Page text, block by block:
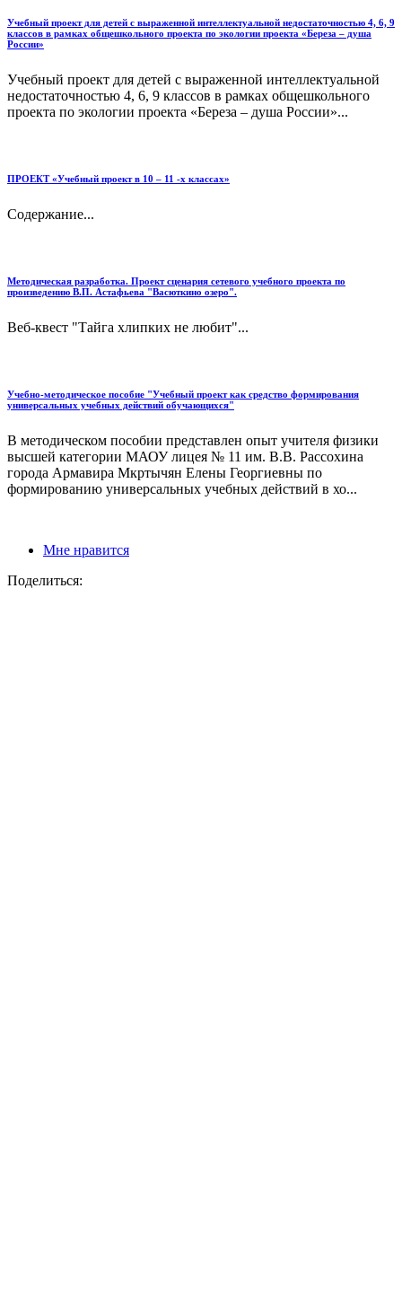
Учебный проект для детей с выраженной интеллектуальной недостаточностью 4, 6, 9
классов в рамках общешкольного проекта по экологии проекта «Береза – душа
России»
Учебный проект для детей с выраженной интеллектуальной
недостаточностью 4, 6, 9 классов в рамках общешкольного
проекта по экологии проекта «Береза – душа России»...
ПРОЕКТ «Учебный проект в 10 – 11 -х классах»
Содержание...
Методическая разработка. Проект сценария сетевого учебного проекта по
произведению В.П. Астафьева "Васюткино озеро".
Веб-квест "Тайга хлипких не любит"...
Учебно-методическое пособие "Учебный проект как средство формирования
универсальных учебных действий обучающихся"
В методическом пособии представлен опыт учителя физики
высшей категории МАОУ лицея № 11 им. В.В. Рассохина
города Армавира Мкртычян Елены Георгиевны по
формированию универсальных учебных действий в хо...
Мне нравится
Поделиться: